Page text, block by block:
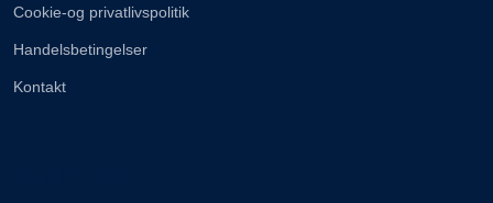
Cookie-og privatlivspolitik
Handelsbetingelser
Kontakt